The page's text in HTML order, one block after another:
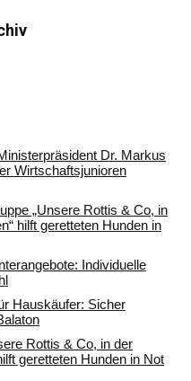
Dr. Markus
Wirtschaftsjunioren
„Unsere Rottis & Co, in
hilft geretteten Hunden in
Individuelle
Hauskäufer: Sicher
Rottis & Co, in der
geretteten Hunden in Not